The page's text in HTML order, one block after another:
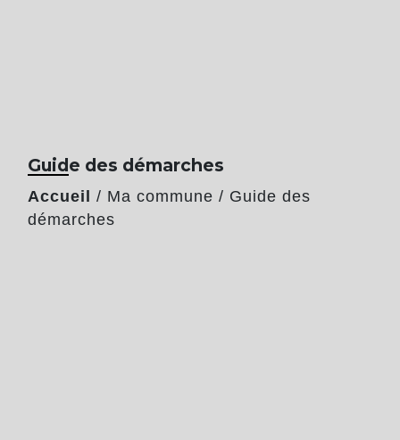
Guide des démarches
Accueil / Ma commune / Guide des
démarches